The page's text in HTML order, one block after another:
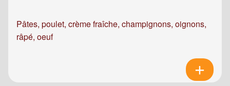
Pâtes, poulet, crème fraîche, champignons, oignons,
râpé, oeuf